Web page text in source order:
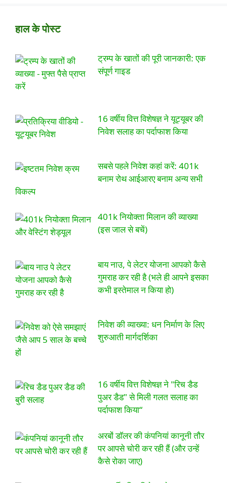
हाल के पोस्ट
ट्रम्प के खातों की पूरी जानकारी: एक
संपूर्ण गाइड
16 वर्षीय वित्त विशेषज्ञ ने यूट्यूबर की
निवेश सलाह का पर्दाफाश किया
सबसे पहले निवेश कहां करें: 401k
बनाम रोथ आईआरए बनाम अन्य सभी
विकल्प
401k नियोक्ता मिलान की व्याख्या
(इस जाल से बचें)
बाय नाउ, पे लेटर योजना आपको कैसे
गुमराह कर रही है (भले ही आपने इसका
कभी इस्तेमाल न किया हो)
निवेश की व्याख्या: धन निर्माण के लिए
शुरुआती मार्गदर्शिका
16 वर्षीय वित्त विशेषज्ञ ने "रिच डैड
पुअर डैड" से मिली गलत सलाह का
पर्दाफाश किया“
अरबों डॉलर की कंपनियां कानूनी तौर
पर आपसे चोरी कर रही हैं (और उन्हें
कैसे रोका जाए)